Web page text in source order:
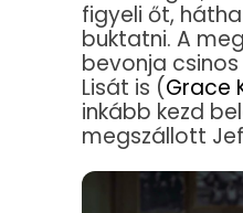
figyeli őt,
buktatni. A
bevonja
Lisát is (Grace
inkább kezd
megszállott